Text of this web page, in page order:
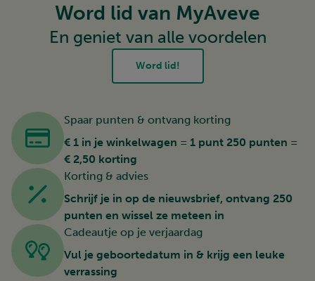
Word lid van MyAveve
En geniet van alle voordelen
Word lid!
Spaar punten & ontvang korting
€ 1 in je winkelwagen = 1 punt 250 punten =
€ 2,50 korting
Korting & advies
Schrijf je in op de nieuwsbrief, ontvang 250
punten en wissel ze meteen in
Cadeautje op je verjaardag
Vul je geboortedatum in & krijg een leuke
verrassing